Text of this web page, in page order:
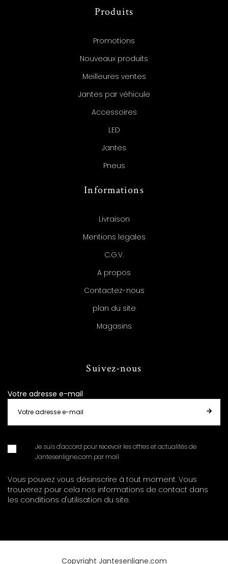
Produits
Promotions
Nouveaux produits
Meilleures ventes
Jantes par véhicule
Accessoires
LED
Jantes
Pneus
Informations
Livraison
Mentions legales
C.G.V.
A propos
Contactez-nous
plan du site
Magasins
Suivez-nous
Votre adresse e-mail
Je suis d'accord pour recevoir les offres et actualités de
Jantesenligne.com par mail
Vous pouvez vous désinscrire à tout moment. Vous
trouverez pour cela nos informations de contact dans
les conditions d'utilisation du site.
Copyright Jantesenligne.com